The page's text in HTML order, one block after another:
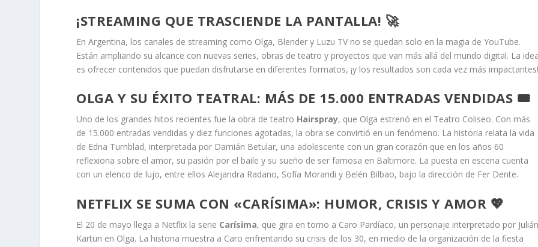
¡STREAMING QUE TRASCIENDE LA PANTALLA! 🚀
En Argentina, los canales de streaming como Olga, Blender y Luzu TV no se quedan solo en la magia de YouTube.
Están ampliando su alcance con nuevas series, obras de teatro y proyectos que van más allá del mundo digital. La
es ofrecer contenidos que puedan disfrutarse en diferentes formatos, ¡y los resultados son cada vez más
OLGA Y SU ÉXITO TEATRAL: MÁS DE 15.000 ENTRADAS VENDIDAS 🎟️
Uno de los grandes hitos recientes fue la obra de teatro Hairspray, que Olga estrenó en el Teatro Coliseo. Con más
de 15.000 entradas vendidas y diez funciones agotadas, la obra se convirtió en un fenómeno. La historia relata la vida
de Edna Turnblad, interpretada por Damián Betular, una adolescente con un gran corazón que en los años 60
reflexiona sobre el amor, su pasión por el baile y su sueño de ser famosa en Baltimore. La puesta en escena cuenta
con un elenco de lujo, entre ellos Alejandra Radano, Sofía Morandi y Belén Bilbao, bajo la dirección de Fer Dente.
NETFLIX SE SUMA CON «CARÍSIMA»: HUMOR, CRISIS Y AMOR 💖
El 20 de mayo llega a Netflix la serie Carísima, que gira en torno a Caro Pardíaco, un personaje interpretado por
Kartun en Olga. La historia muestra a Caro enfrentando su crisis de los 30, en medio de la organización de la fiesta